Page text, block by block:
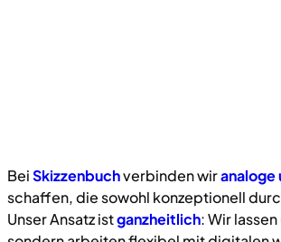
BeiSkizzenbuchverbinden wiranaloge
schaffen, die sowohl konzeptionell
Unser Ansatz istganzheitlich: Wir